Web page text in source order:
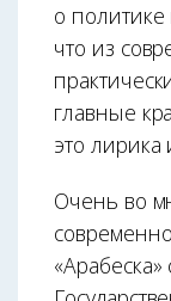
о политике
что из
главные
это лирика
Очень во
«Арабеска»